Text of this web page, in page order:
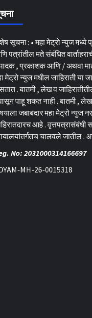
सूचना : • महा मेट्रो न्युज मध्ये
पत्रांतील मते संबंधित
, प्रकाशक आणि / अथवा
मेट्रो न्युज मधील जाहिराती या
. बातमी , लेख व
पाहू शकत नाही . बातमी , लेख
जबाबदार महा मेट्रो न्युज
आहे .
चालवले जातील .
No: 2031000314166697
MH-26-0015318